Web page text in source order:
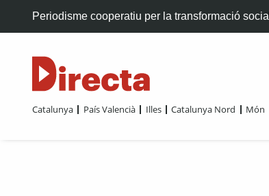
Periodisme cooperatiu per la transformació social
Catalunya País Valencià Illes Catalunya Nord Món